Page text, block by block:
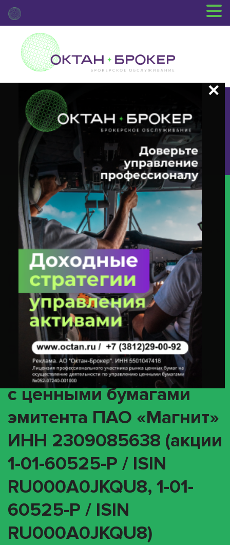
+7 (3812) 29-00-92
г.Омск ул.Красный Путь, 109 оф.510
Главная Новости Депозитария
(MEET) О Корпоративном
Действии «Годовое Заседание Общего Собрания Акционеров» С
Ценными Бумагами Эмитента ПАО «Магнит» ИНН 2309085638 (акции 1-
01-60525-P / ISIN RU000A0JKQU8, 1-01-60525-P / ISIN
RU000A0JKQU8)
(MEET) О
корпоративном
действии «Годовое
заседание общего
собрания акционеров»
с ценными бумагами
эмитента ПАО «Магнит»
ИНН 2309085638 (акции
1-01-60525-P / ISIN
RU000A0JKQU8, 1-01-
60525-P / ISIN
RU000A0JKQU8)